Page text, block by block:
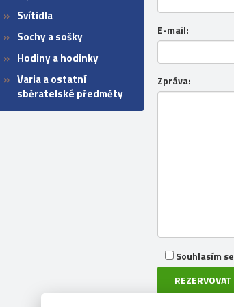
Svítidla
Sochy a sošky
Hodiny a hodinky
Varia a ostatní
sběratelské předměty
E-mail:
Zpráva:
Souhlasím se